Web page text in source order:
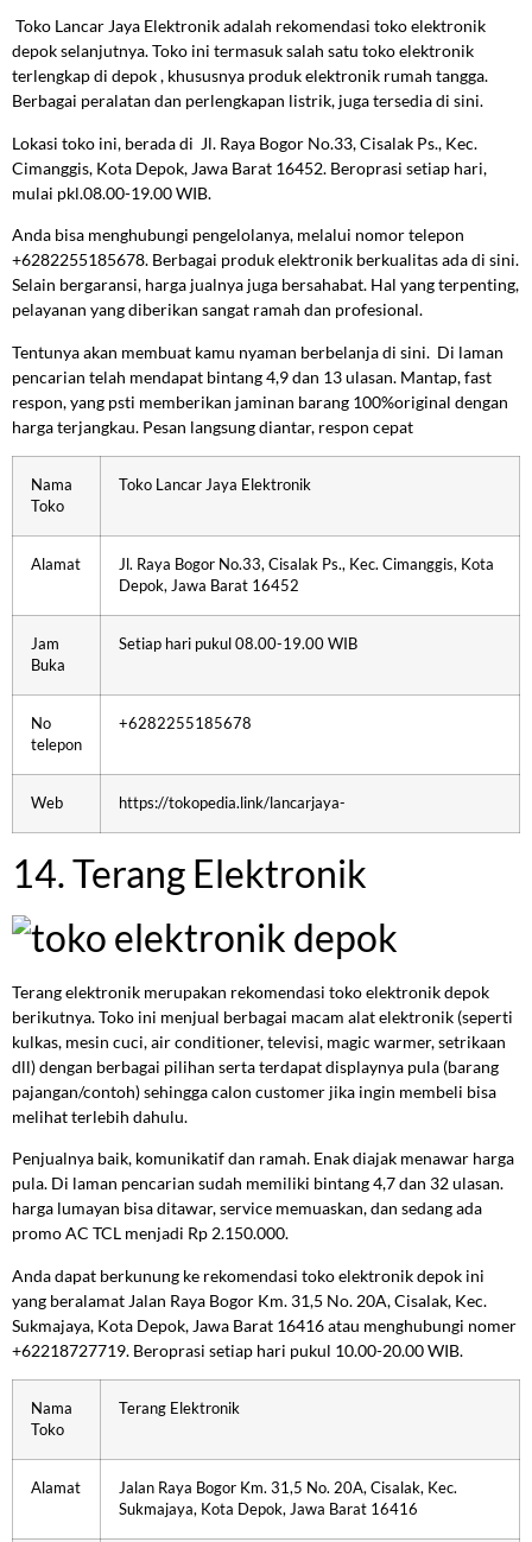
Toko Lancar Jaya Elektronik adalah rekomendasi toko elektronik
depok selanjutnya. Toko ini termasuk salah satu toko elektronik
terlengkap di depok , khususnya produk elektronik rumah tangga.
Berbagai peralatan dan perlengkapan listrik, juga tersedia di sini.
Lokasi toko ini, berada di Jl. Raya Bogor No.33, Cisalak Ps., Kec.
Cimanggis, Kota Depok, Jawa Barat 16452. Beroprasi setiap hari,
mulai pkl.08.00-19.00 WIB.
Anda bisa menghubungi pengelolanya, melalui nomor telepon
+6282255185678. Berbagai produk elektronik berkualitas ada di sini.
Selain bergaransi, harga jualnya juga bersahabat. Hal yang terpenting,
pelayanan yang diberikan sangat ramah dan profesional.
Tentunya akan membuat kamu nyaman berbelanja di sini. Di laman
pencarian telah mendapat bintang 4,9 dan 13 ulasan. Mantap, fast
respon, yang psti memberikan jaminan barang 100%original dengan
harga terjangkau. Pesan langsung diantar, respon cepat
Nama
Toko
Toko Lancar Jaya Elektronik
Alamat
Jl. Raya Bogor No.33, Cisalak Ps., Kec. Cimanggis, Kota
Depok, Jawa Barat 16452
Jam
Buka
Setiap hari pukul 08.00-19.00 WIB
No
telepon
+6282255185678
Web https://tokopedia.link/lancarjaya-
14. Terang Elektronik
Terang elektronik merupakan rekomendasi toko elektronik depok
berikutnya. Toko ini menjual berbagai macam alat elektronik (seperti
kulkas, mesin cuci, air conditioner, televisi, magic warmer, setrikaan
dll) dengan berbagai pilihan serta terdapat displaynya pula (barang
pajangan/contoh) sehingga calon customer jika ingin membeli bisa
melihat terlebih dahulu.
Penjualnya baik, komunikatif dan ramah. Enak diajak menawar harga
pula. Di laman pencarian sudah memiliki bintang 4,7 dan 32 ulasan.
harga lumayan bisa ditawar, service memuaskan, dan sedang ada
promo AC TCL menjadi Rp 2.150.000.
Anda dapat berkunung ke rekomendasi toko elektronik depok ini
yang beralamat Jalan Raya Bogor Km. 31,5 No. 20A, Cisalak, Kec.
Sukmajaya, Kota Depok, Jawa Barat 16416 atau menghubungi nomer
+62218727719. Beroprasi setiap hari pukul 10.00-20.00 WIB.
Nama
Toko
Terang Elektronik
Alamat
Jalan Raya Bogor Km. 31,5 No. 20A, Cisalak, Kec.
Sukmajaya, Kota Depok, Jawa Barat 16416